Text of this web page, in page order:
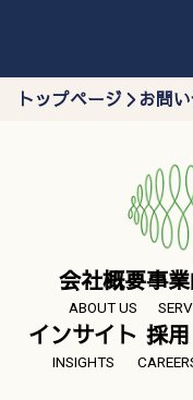
トップページ お問
会社概要
ABOUT US
事
インサイト
INSIGHTS
採用